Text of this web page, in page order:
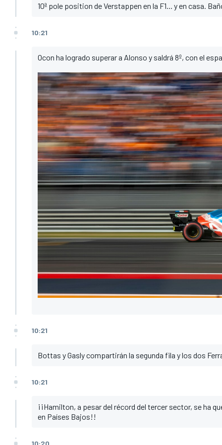
10ª pole position de Verstappen en la F1... y en casa.
10:21
Ocon ha logrado superar a Alonso y saldrá 8º, con el
10:21
Bottas y Gasly compartirán la segunda fila y los dos
10:21
¡¡Hamilton, a pesar del récord del tercer sector, se ha
en Países Bajos!!
10:20